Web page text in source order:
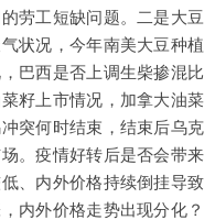
劳工短缺问题。二是大豆
状况，今年南美大豆种植
巴西是否上调生柴掺混比
籽上市情况，加拿大油菜
突何时结束，结束后乌克
。疫情好转后是否会带来
、内外价格持续倒挂导致
内外价格走势出现分化？